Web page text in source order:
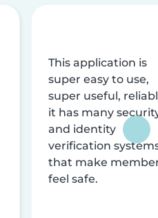
This application is
super easy to use,
super useful,
it has many
and identity
verification
that make
feel safe.